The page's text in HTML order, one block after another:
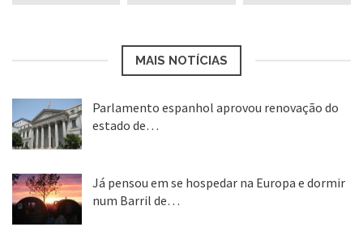
MAIS NOTÍCIAS
Parlamento espanhol aprovou renovação do
estado de…
Já pensou em se hospedar na Europa e dormir
num Barril de…